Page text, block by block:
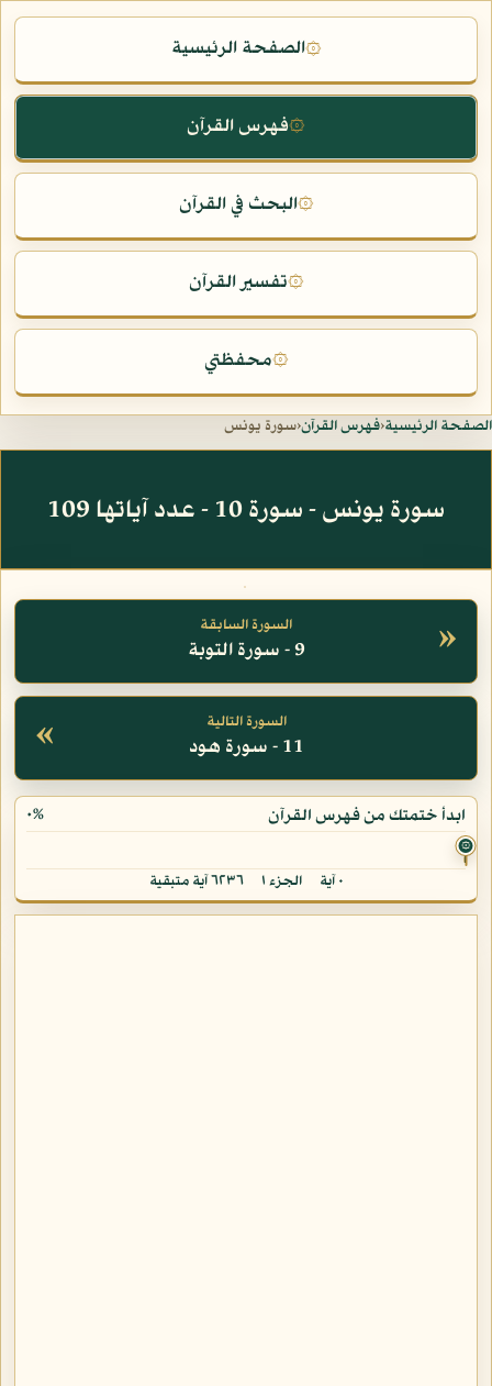
۞الصفحة الرئيسية
۞فهرس القرآن
۞البحث في القرآن
۞تفسير القرآن
۞محفظتي
الصفحة الرئيسية‹فهرس القرآن‹سورة يونس
سورة يونس - سورة 10 - عدد آياتها 109
» السورة السابقة
9 - سورة التوبة
« السورة التالية
11 - سورة هود
ابدأ ختمتك من فهرس القرآن ٠%
۞
٠ آية الجزء ١ ٦٢٣٦ آية متبقية